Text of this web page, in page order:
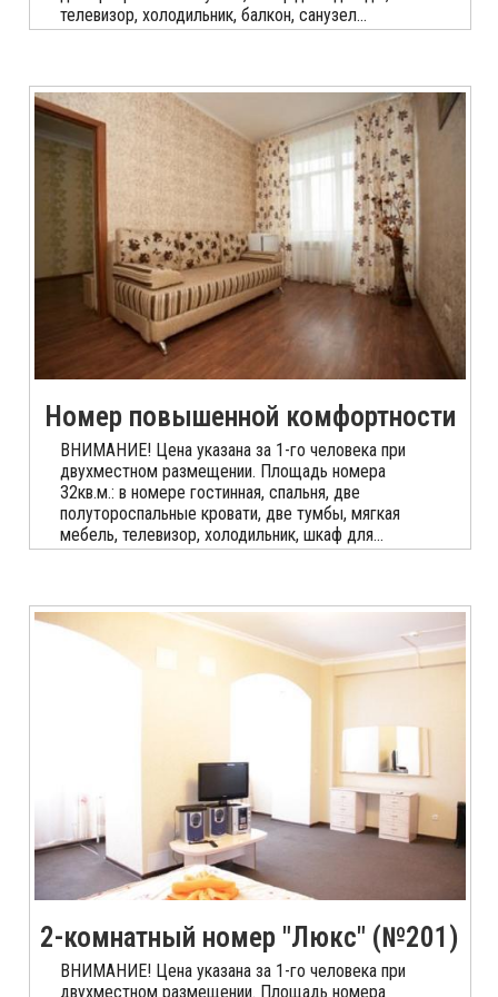
телевизор, холодильник, балкон, санузел...
Номер повышенной комфортности
ВНИМАНИЕ! Цена указана за 1-го человека при
двухместном размещении. Площадь номера
32кв.м.: в номере гостинная, спальня, две
полутороспальные кровати, две тумбы, мягкая
мебель, телевизор, холодильник, шкаф для...
2-комнатный номер "Люкс" (№201)
ВНИМАНИЕ! Цена указана за 1-го человека при
двухместном размещении. Площадь номера